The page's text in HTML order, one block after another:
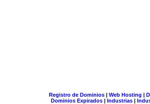
Registro de Dominios| Web Hosting |
Dominios Expirados | Industrias |